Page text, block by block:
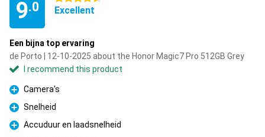
9.0 Excellent
Een bijna top ervaring
de Porto | 12-10-2025 about the Honor Magic7 Pro 512GB Grey
I recommend this product
Pro
Camera's
Pro
Snelheid
Pro
Accuduur en laadsnelheid